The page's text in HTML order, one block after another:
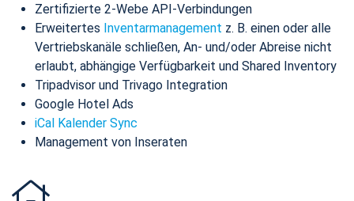
Zertifizierte 2-Webe API-Verbindungen
Erweitertes Inventarmanagement z. B. einen oder alle
Vertriebskanäle schließen, An- und/oder Abreise nicht
erlaubt, abhängige Verfügbarkeit und Shared Inventory
Tripadvisor und Trivago Integration
Google Hotel Ads
iCal Kalender Sync
Management von Inseraten